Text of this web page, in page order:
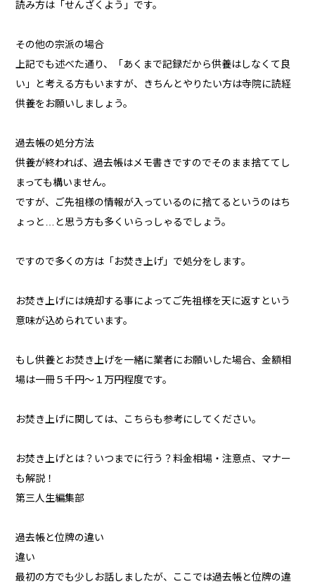
読み方は「せんざくよう」です。
その他の宗派の場合
上記でも述べた通り、「あくまで記録だから供養はしなくて良
い」と考える方もいますが、きちんとやりたい方は寺院に読経
供養をお願いしましょう。
過去帳の処分方法
供養が終われば、過去帳はメモ書きですのでそのまま捨ててし
まっても構いません。
ですが、ご先祖様の情報が入っているのに捨てるというのはち
ょっと…と思う方も多くいらっしゃるでしょう。
ですので多くの方は「お焚き上げ」で処分をします。
お焚き上げには焼却する事によってご先祖様を天に返すという
意味が込められています。
もし供養とお焚き上げを一緒に業者にお願いした場合、金額相
場は一冊５千円〜１万円程度です。
お焚き上げに関しては、こちらも参考にしてください。
お焚き上げとは？いつまでに行う？料金相場・注意点、マナー
も解説！
第三人生編集部
過去帳と位牌の違い
違い
最初の方でも少しお話しましたが、ここでは過去帳と位牌の違